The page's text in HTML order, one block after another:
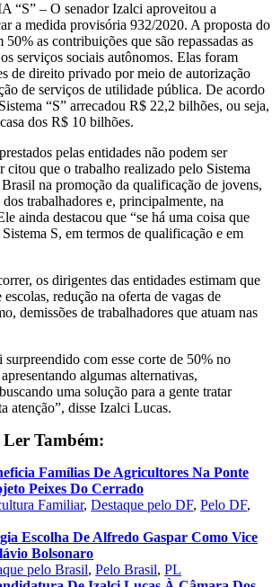
“S” – O senador Izalci aproveitou a
a medida provisória 932/2020. A proposta do
as contribuições que são repassadas as
serviços sociais autônomos. Elas foram
de direito privado por meio de autorização
de serviços de utilidade pública. De acordo
“S” arrecadou R$ 22,2 bilhões, ou seja,
dos R$ 10 bilhões.
pelas entidades não podem ser
citou que o trabalho realizado pelo Sistema
na promoção da qualificação de jovens,
trabalhadores e, principalmente, na
ainda destacou que “se há uma coisa que
S, em termos de qualificação e em
os dirigentes das entidades estimam que
redução na oferta de vagas de
demissões de trabalhadores que atuam nas
surpreendido com esse corte de 50% no
algumas alternativas,
uma solução para a gente tratar
atenção”, disse Izalci Lucas.
Ler Também:
Famílias De Agricultores Na Ponte
Peixes Do Cerrado
Familiar,Destaque pelo DF,Pelo DF,
Escolha De Alfredo Gaspar Como Vice
Bolsonaro
pelo Brasil,Pelo Brasil,PL